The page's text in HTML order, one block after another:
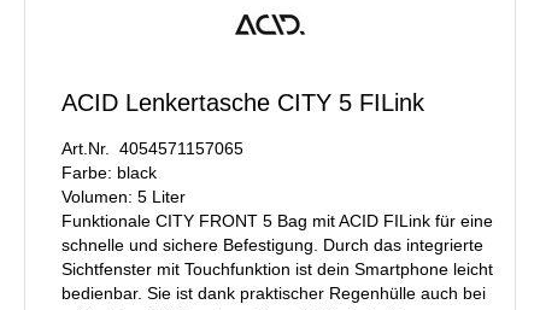
ACID Lenkertasche CITY 5 FILink
Art.Nr. 4054571157065
Farbe: black
Volumen: 5 Liter
Funktionale CITY FRONT 5 Bag mit ACID FILink für eine
schnelle und sichere Befestigung. Durch das integrierte
Sichtfenster mit Touchfunktion ist dein Smartphone leicht
bedienbar. Sie ist dank praktischer Regenhülle auch bei